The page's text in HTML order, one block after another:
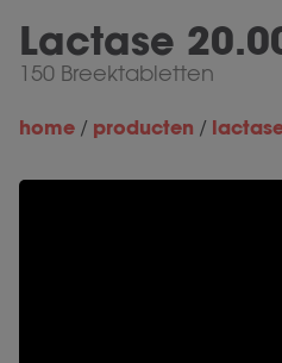
Lactase
150 Breektabletten
home / producten /